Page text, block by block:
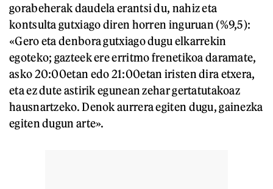
gorabeherak daudela erantsi du, nahiz eta
kontsulta gutxiago diren horren inguruan (%9,5):
«Gero eta denbora gutxiago dugu elkarrekin
egoteko; gazteek ere erritmo frenetikoa daramate,
asko 20:00etan edo 21:00etan iristen dira etxera,
eta ez dute astirik egunean zehar gertatutakoaz
hausnartzeko. Denok aurrera egiten dugu, gainezka
egiten dugun arte».